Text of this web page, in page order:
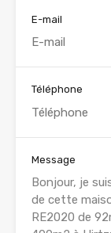
E-mail
Téléphone
Message